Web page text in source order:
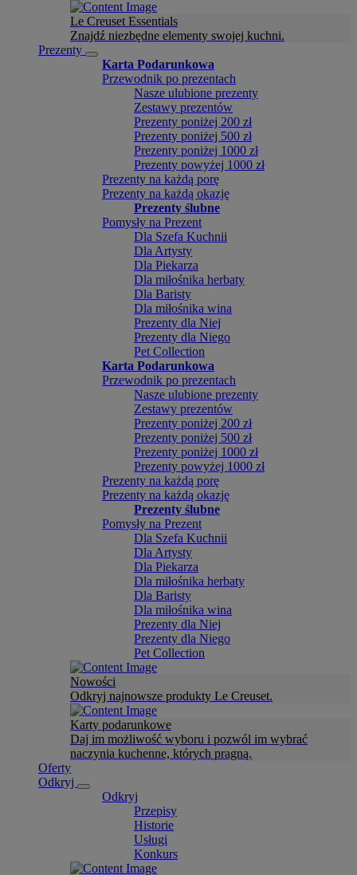
Le Creuset Essentials
Znajdź niezbędne elementy swojej kuchni.
Prezenty
Karta Podarunkowa
Przewodnik po prezentach
Nasze ulubione prezenty
Zestawy prezentów
Prezenty poniżej 200 zł
Prezenty poniżej 500 zł
Prezenty poniżej 1000 zł
Prezenty powyżej 1000 zł
Prezenty na każdą porę
Prezenty na każdą okazję
Prezenty ślubne
Pomysły na Prezent
Dla Szefa Kuchnii
Dla Artysty
Dla Piekarza
Dla miłośnika herbaty
Dla Baristy
Dla miłośnika wina
Prezenty dla Niej
Prezenty dla Niego
Pet Collection
Karta Podarunkowa
Przewodnik po prezentach
Nasze ulubione prezenty
Zestawy prezentów
Prezenty poniżej 200 zł
Prezenty poniżej 500 zł
Prezenty poniżej 1000 zł
Prezenty powyżej 1000 zł
Prezenty na każdą porę
Prezenty na każdą okazję
Prezenty ślubne
Pomysły na Prezent
Dla Szefa Kuchnii
Dla Artysty
Dla Piekarza
Dla miłośnika herbaty
Dla Baristy
Dla miłośnika wina
Prezenty dla Niej
Prezenty dla Niego
Pet Collection
Nowości
Odkryj najnowsze produkty Le Creuset.
Karty podarunkowe
Daj im możliwość wyboru i pozwól im wybrać
naczynia kuchenne, których pragną.
Oferty
Odkryj
Odkryj
Przepisy
Historie
Usługi
Konkurs